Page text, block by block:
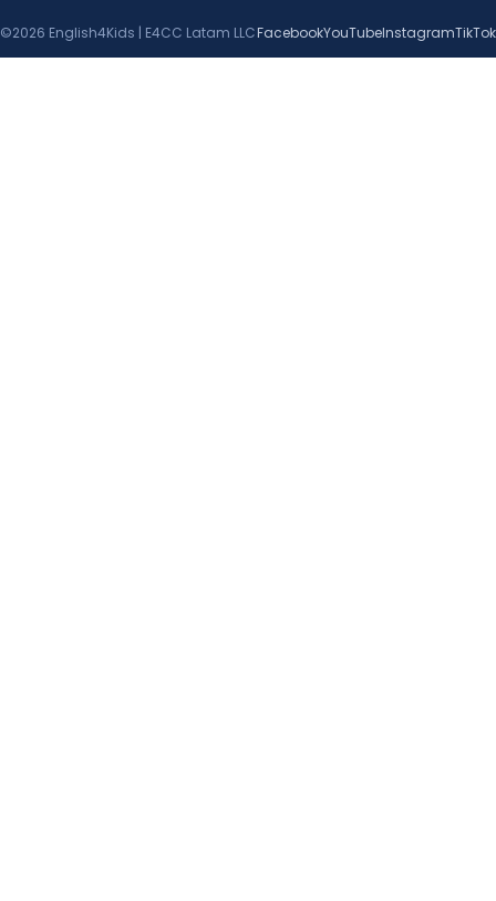
©2026 English4Kids | E4CC Latam LLCFacebookYouTubeInstagramTikTok